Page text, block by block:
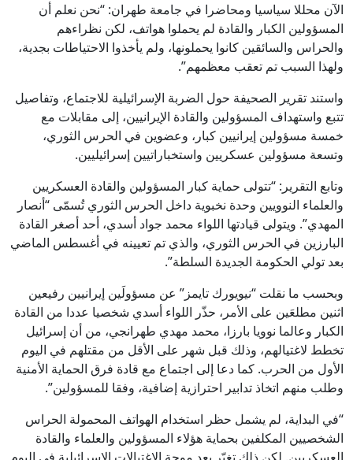
الآن محللا سياسيا ومحاضرا في جامعة طهران: “نحن نعلم أن
المسؤولين الكبار والقادة لم يحملوا هواتف، لكن نظراءهم
والحراس والسائقين كانوا يحملونها، ولم يأخذوا الاحتياطات بجدية،
ولهذا السبب تم تعقب معظمهم”.
واستند تقرير الصحيفة حول الضربة الإسرائيلية للاجتماع، وتفاصيل
تتبع واستهداف المسؤولين والقادة الإيرانيين، إلى مقابلات مع
خمسة مسؤولين إيرانيين كبار، وعضوين في الحرس الثوري،
وتسعة مسؤولين عسكريين واستخباراتيين إسرائيليين.
وتابع التقرير: “تتولى حماية كبار المسؤولين والقادة العسكريين
والعلماء النوويين وحدة نخبوية داخل الحرس الثوري تُسمّى “أنصار
المهدي”. ويتولى قيادتها اللواء محمد جواد أسدي، أحد أصغر القادة
البارزين في الحرس الثوري، والذي تم تعيينه في أغسطس الماضي
بعد تولي الحكومة الجديدة السلطة”.
وبحسب ما نقلت “نيويورك تايمز” عن مسؤولَين إيرانيين رفيعين
اثنين مطلعَين على الأمر، حذّر اللواء أسدي شخصيا عددا من القادة
الكبار وعالما نوويا بارزا، محمد مهدي طهرانجي، من أن إسرائيل
تخطط لاغتيالهم، وذلك قبل شهر على الأقل من مقتلهم في اليوم
الأول من الحرب. كما دعا إلى اجتماع مع قادة فرق الحماية الأمنية
وطلب منهم اتخاذ تدابير احترازية إضافية، وفقا للمسؤولين”.
“في البداية، لم يشمل حظر استخدام الهواتف المحمولة الحراس
الشخصيين المكلفين بحماية هؤلاء المسؤولين والعلماء والقادة